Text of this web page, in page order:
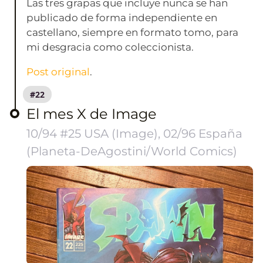
Las tres grapas que incluye nunca se han
publicado de forma independiente en
castellano, siempre en formato tomo, para
mi desgracia como coleccionista.
Post original.
#22
El mes X de Image
10/94 #25 USA (Image), 02/96 España
(Planeta-DeAgostini/World Comics)